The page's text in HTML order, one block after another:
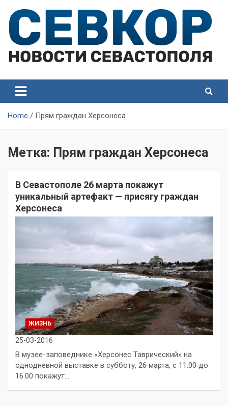
content
Севастополя
Севастополя
Home Прям граждан Херсонеса
Метка: Прям граждан Херсонеса
В Севастополе 26 марта покажут
уникальный артефакт — присягу граждан
Херсонеса
ЖИЗНЬ
25-03-2016
В музее-заповеднике «Херсонес Таврический» на
однодневной выставке в субботу, 26 марта, с 11.00 до
16.00 покажут…